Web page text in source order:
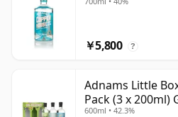
￥5,800 ?
Adnams Little
Pack (3 x 200ml)
600ml • 42.3%